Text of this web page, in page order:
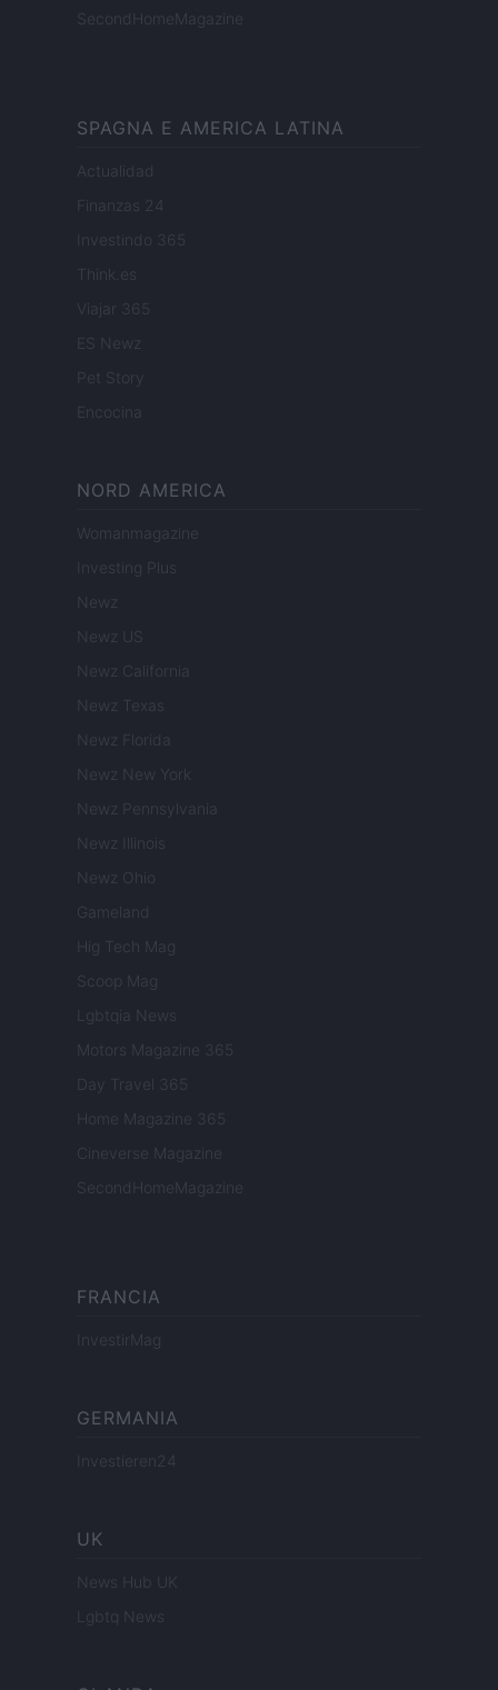
SecondHomeMagazine
SPAGNA E AMERICA LATINA
Actualidad
Finanzas 24
Investindo 365
Think.es
Viajar 365
ES Newz
Pet Story
Encocina
NORD AMERICA
Womanmagazine
Investing Plus
Newz
Newz US
Newz California
Newz Texas
Newz Florida
Newz New York
Newz Pennsylvania
Newz Illinois
Newz Ohio
Gameland
Hig Tech Mag
Scoop Mag
Lgbtqia News
Motors Magazine 365
Day Travel 365
Home Magazine 365
Cineverse Magazine
SecondHomeMagazine
FRANCIA
InvestirMag
GERMANIA
Investieren24
UK
News Hub UK
Lgbtq News